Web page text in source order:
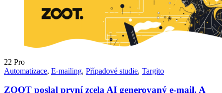
22 Pro
Automatizace, E-mailing, Případové studie, Targito
ZOOT poslal první zcela AI generovaný e-mail. A